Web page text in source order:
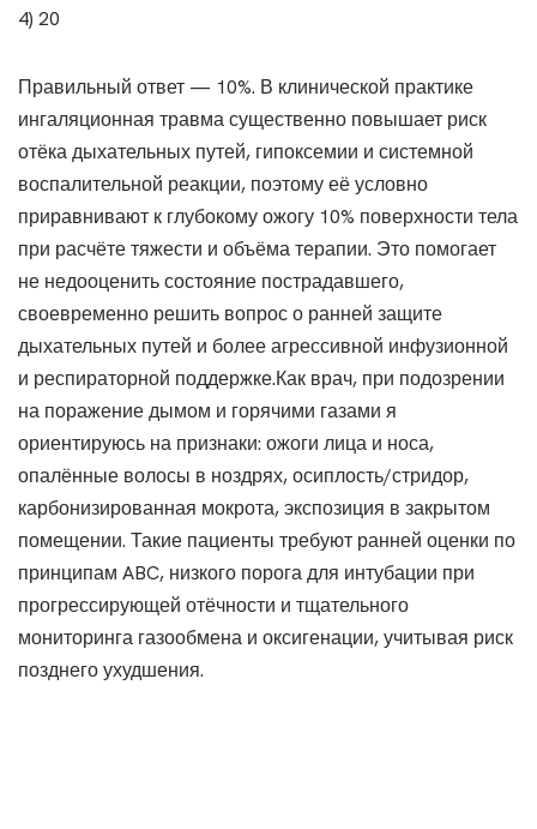
4) 20
Правильный ответ — 10%. В клинической практике
ингаляционная травма существенно повышает риск
отёка дыхательных путей, гипоксемии и системной
воспалительной реакции, поэтому её условно
приравнивают к глубокому ожогу 10% поверхности тела
при расчёте тяжести и объёма терапии. Это помогает
не недооценить состояние пострадавшего,
своевременно решить вопрос о ранней защите
дыхательных путей и более агрессивной инфузионной
и респираторной поддержке.Как врач, при подозрении
на поражение дымом и горячими газами я
ориентируюсь на признаки: ожоги лица и носа,
опалённые волосы в ноздрях, осиплость/стридор,
карбонизированная мокрота, экспозиция в закрытом
помещении. Такие пациенты требуют ранней оценки по
принципам ABC, низкого порога для интубации при
прогрессирующей отёчности и тщательного
мониторинга газообмена и оксигенации, учитывая риск
позднего ухудшения.